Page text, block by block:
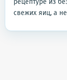
рецептуре из
свежих яиц, а